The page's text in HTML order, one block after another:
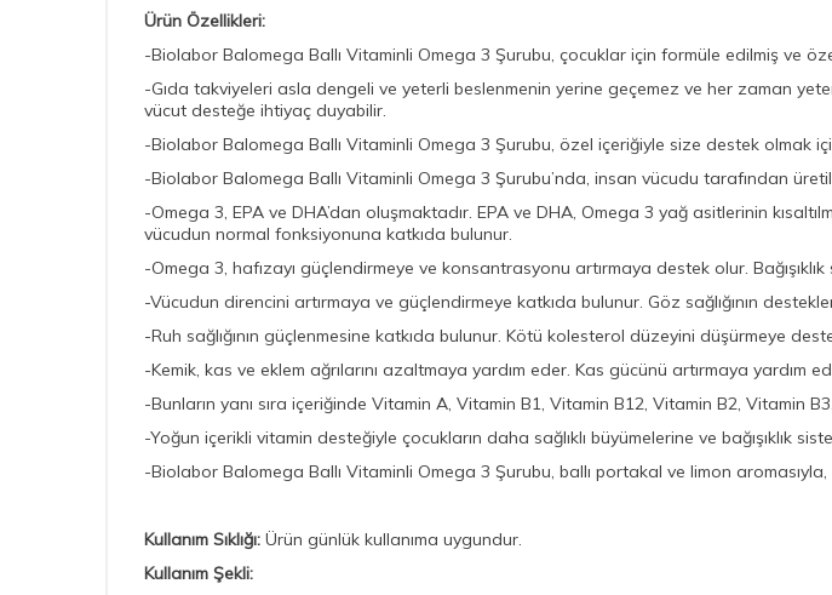
Ürün Özellikleri:
-Biolabor Balomega Ballı Vitaminli Omega 3 Şurubu, çocuklar için formüle edilmiş ve
-Gıda takviyeleri asla dengeli ve yeterli beslenmenin yerine geçemez ve her zaman
vücut desteğe ihtiyaç duyabilir.
-Biolabor Balomega Ballı Vitaminli Omega 3 Şurubu, özel içeriğiyle size destek olmak
-Biolabor Balomega Ballı Vitaminli Omega 3 Şurubu’nda, insan vücudu tarafından
-Omega 3, EPA ve DHA’dan oluşmaktadır. EPA ve DHA, Omega 3 yağ asitlerinin
vücudun normal fonksiyonuna katkıda bulunur.
-Omega 3, hafızayı güçlendirmeye ve konsantrasyonu artırmaya destek olur.
-Vücudun direncini artırmaya ve güçlendirmeye katkıda bulunur. Göz sağlığının
-Ruh sağlığının güçlenmesine katkıda bulunur. Kötü kolesterol düzeyini düşürmeye
-Kemik, kas ve eklem ağrılarını azaltmaya yardım eder. Kas gücünü artırmaya yardım
-Bunların yanı sıra içeriğinde Vitamin A, Vitamin B1, Vitamin B12, Vitamin B2, Vitamin
-Yoğun içerikli vitamin desteğiyle çocukların daha sağlıklı büyümelerine ve bağışıklık
-Biolabor Balomega Ballı Vitaminli Omega 3 Şurubu, ballı portakal ve limon
Kullanım Sıklığı: Ürün günlük kullanıma uygundur.
Kullanım Şekli: